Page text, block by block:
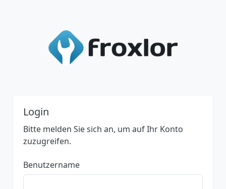
Login
Bitte melden Sie sich an, um auf Ihr Konto
zuzugreifen.
Benutzername